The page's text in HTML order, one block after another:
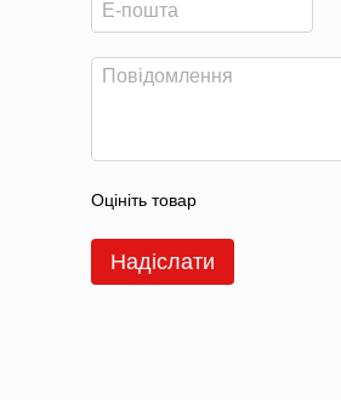
Оцініть товар
Надіслати